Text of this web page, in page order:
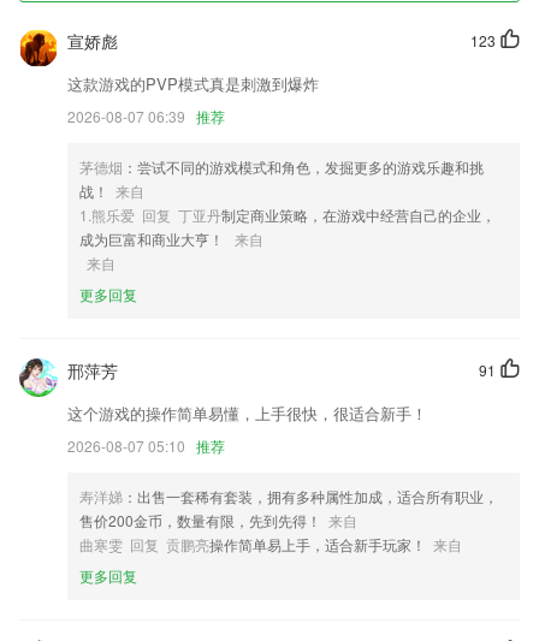
爱赢中彩下载手机版软件特色
1,独家新闻视频，遍布全球的记者，为您提供第一手的新闻资讯。
4,不用流量，不联网照样听任意本地图书，内容完全私人定制。
5,五步阅读法
6,支持离线查询、永不收费、免流量;
爱赢中彩下载手机版软件优势
2.免费柯林斯词典，中英例句，词根词缀，更有万千网友分享精彩助记。
3.社区护理专业自考题库APP有模拟考场、历年真题练习、每日一练、快
速练习、考点练习、考试押题、做题记录等多种学习与做题模式、丰富多
样化的陪你一起准备社区护理专业自考考试。
5.还有海量的题库可以进行打印，让学习更加的轻松便捷；
6.首款基于人工智能的文言文翻译系统，上至先秦文学，下到明清小文，
都可极速翻译
123
宣娇彪
这款游戏的PVP模式真是刺激到爆炸
2026-08-07 06:39 推荐
茅德烟 ：尝试不同的游戏模式和角色，发掘更多的游戏乐趣和挑
战！
来自
1.熊乐爱 回复 丁亚丹制定商业策略，在游戏中经营自己的企业，
成为巨富和商业大亨！
来自
来自
更多回复
91
邢萍芳
这个游戏的操作简单易懂，上手很快，很适合新手！
2026-08-07 05:10 推荐
寿洋娣 ：出售一套稀有套装，拥有多种属性加成，适合所有职业，
售价200金币，数量有限，先到先得！
来自
曲寒雯 回复 贡鹏亮操作简单易上手，适合新手玩家！
来自
更多回复